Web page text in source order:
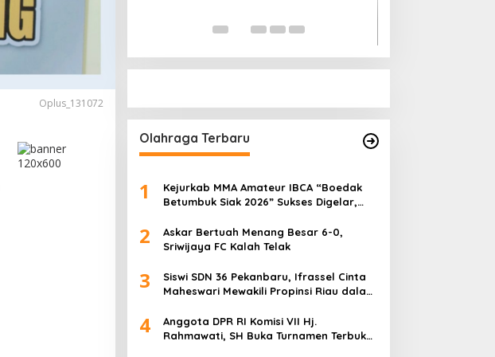
Oplus_131072
Olahraga Terbaru
1
Kejurkab MMA Amateur IBCA “Boedak
Betumbuk Siak 2026” Sukses Digelar,
2
Askar Bertuah Menang Besar 6-0,
Sriwijaya FC Kalah Telak
3
Siswi SDN 36 Pekanbaru, Ifrassel Cinta
Maheswari Mewakili Propinsi Riau dalam
Senam Putri
4
Anggota DPR RI Komisi VII Hj.
Rahmawati, SH Buka Turnamen Terbuka